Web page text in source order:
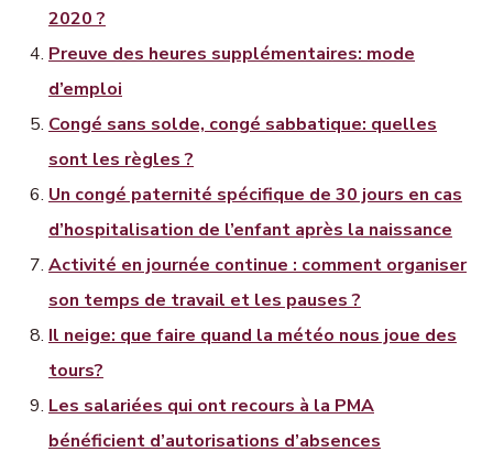
2020 ?
Preuve des heures supplémentaires: mode
d’emploi
Congé sans solde, congé sabbatique: quelles
sont les règles ?
Un congé paternité spécifique de 30 jours en cas
d’hospitalisation de l’enfant après la naissance
Activité en journée continue : comment organiser
son temps de travail et les pauses ?
Il neige: que faire quand la météo nous joue des
tours?
Les salariées qui ont recours à la PMA
bénéficient d’autorisations d’absences